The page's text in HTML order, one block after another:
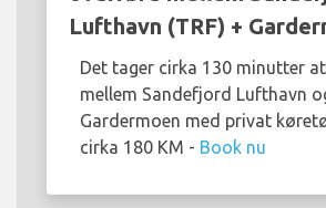
Lufthavn (TRF) +
Det tager cirka 130 minutter
mellem Sandefjord Lufthavn
Gardermoen med privat
cirka 180 KM - Book nu